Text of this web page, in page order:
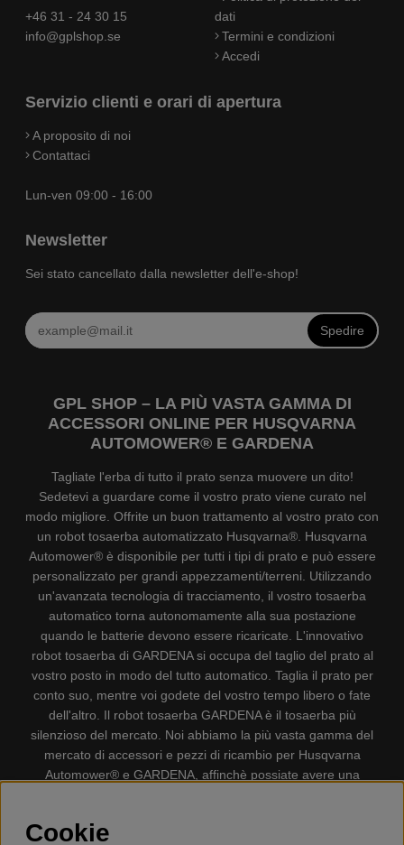
+46 31 - 24 30 15
info@gplshop.se
dati
Termini e condizioni
Accedi
Servizio clienti e orari di apertura
A proposito di noi
Contattaci
Lun-ven 09:00 - 16:00
Newsletter
Sei stato cancellato dalla newsletter dell'e-shop!
Spedire
GPL SHOP – LA PIÙ VASTA GAMMA DI
ACCESSORI ONLINE PER HUSQVARNA
AUTOMOWER® E GARDENA
Tagliate l'erba di tutto il prato senza muovere un dito!
Sedetevi a guardare come il vostro prato viene curato nel
modo migliore. Offrite un buon trattamento al vostro prato con
un robot tosaerba automatizzato Husqvarna®. Husqvarna
Automower® è disponibile per tutti i tipi di prato e può essere
personalizzato per grandi appezzamenti/terreni. Utilizzando
un'avanzata tecnologia di tracciamento, il vostro tosaerba
automatico torna autonomamente alla sua postazione
quando le batterie devono essere ricaricate. L'innovativo
robot tosaerba di GARDENA si occupa del taglio del prato al
vostro posto in modo del tutto automatico. Taglia il prato per
conto suo, mentre voi godete del vostro tempo libero o fate
dell'altro. Il robot tosaerba GARDENA è il tosaerba più
silenzioso del mercato. Noi abbiamo la più vasta gamma del
mercato di accessori e pezzi di ricambio per Husqvarna
Automower® e GARDENA, affinchè possiate avere una
Accessori per la protezione personale, Decespugliatori,
Cookie